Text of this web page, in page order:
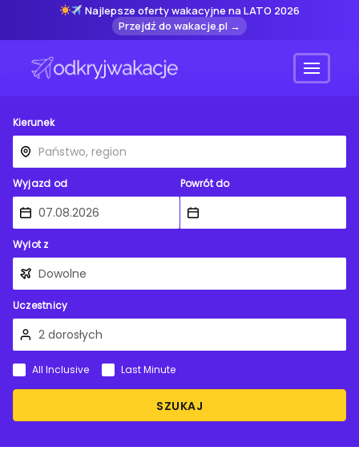
Najlepsze oferty wakacyjne na LATO 2026
Przejdź do wakacje.pl →
Menu
Kierunek
Wyjazd od Powrót do
Wylot z
Uczestnicy
SZUKAJ
All Inclusive Last Minute